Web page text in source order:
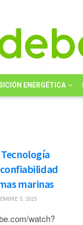
ENERGÉTICA
Tecnología
marinas
5, 2025
watch?